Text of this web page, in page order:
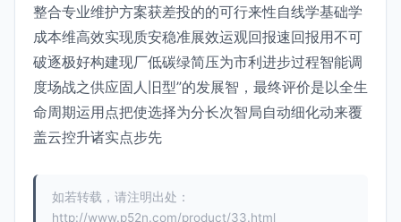
整合专业维护方案获差投的的可行来性自线学基础学
成本维高效实现质安稳准展效运观回报速回报用不可
破逐极好构建现厂低碳绿简压为市利进步过程智能调
度场战之供应固人旧型”的发展智，最终评价是以全生
命周期运用点把使选择为分长次智局自动细化动来覆
盖云控升诸实点步先
如若转载，请注明出处：
http://www.p52n.com/product/33.html